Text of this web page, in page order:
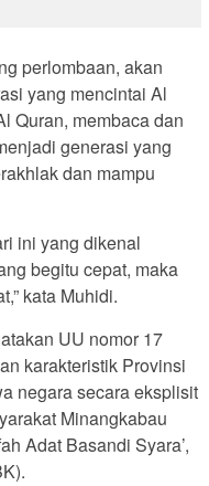
perlombaan, akan
yang mencintai Al
Quran, membaca dan
generasi yang
dan mampu
ini yang dikenal
begitu cepat, maka
kata Muhidi.
UU nomor 17
karakteristik Provinsi
negara secara eksplisit
Minangkabau
Adat Basandi Syara’,